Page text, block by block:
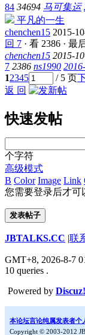
84 34694 马可集运
平凡的一生
chenchen15 2015-
回 7 · 看 2386 · 最
chenchen15 2015-
7 2386 ns1990
12345 / 5 页
返 回
快速发帖
个字符
高级模式
B Color Image Link
您需要登录后才可
发表帖子
JBTALKS.CC |联
GMT+8, 2026-8-7
10 queries .
Powered by Discuz!
本论坛言论纯属发表者个
Copyright © 2003-2012